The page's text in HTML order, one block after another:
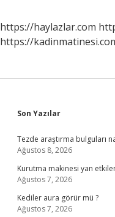
https://haylazlar.com
https://
Sidebar
Son Yazılar
Tezde araştırma bulguları
Ağustos 8, 2026
Kurutma makinesi yan
Ağustos 7, 2026
Kediler aura görür mü ?
Ağustos 7, 2026